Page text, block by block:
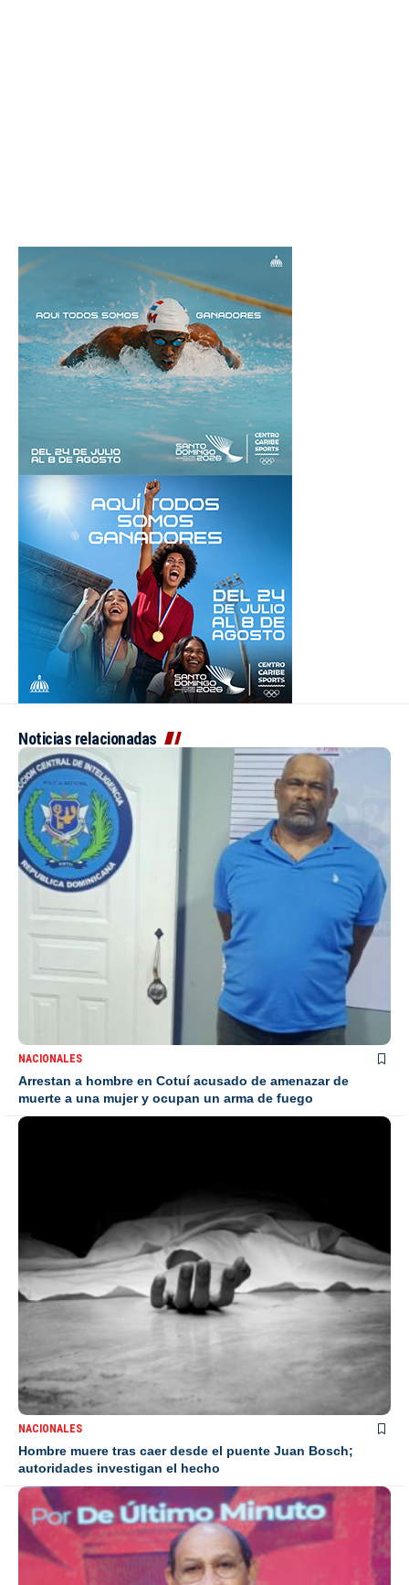
Noticias relacionadas
NACIONALES
Arrestan a hombre en Cotuí acusado de amenazar de
muerte a una mujer y ocupan un arma de fuego
NACIONALES
Hombre muere tras caer desde el puente Juan Bosch;
autoridades investigan el hecho